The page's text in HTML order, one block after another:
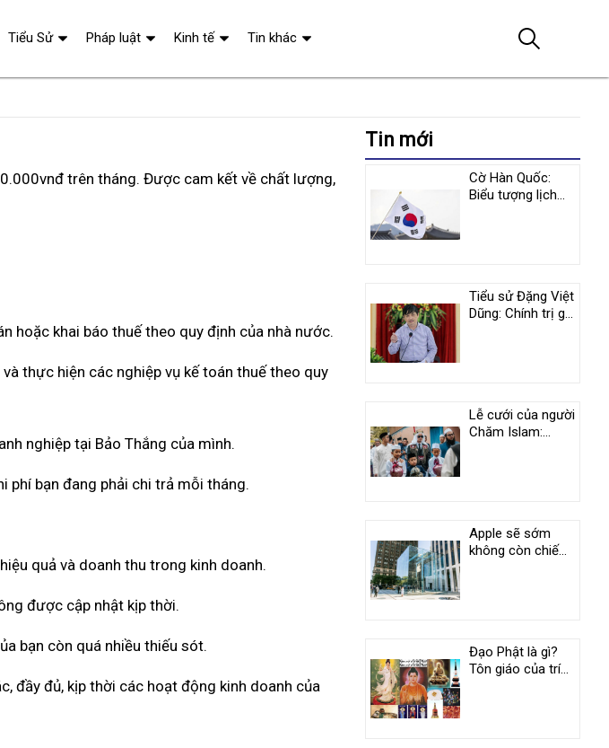
trên tháng. Được cam kết về chất lượng,
hoặc khai báo thuế theo quy định của nhà nước.
thực hiện các nghiệp vụ kế toán thuế theo quy
nghiệp tại Bảo Thắng của mình.
phí bạn đang phải chi trả mỗi tháng.
quả và doanh thu trong kinh doanh.
được cập nhật kịp thời.
bạn còn quá nhiều thiếu sót.
đầy đủ, kịp thời các hoạt động kinh doanh của
Tin mới
Cờ Hàn Quốc:
Biểu tượng lịch
Tiểu sử Đặng Việt
Dũng: Chính trị gia
Lễ cưới của người
Chăm Islam:
Apple sẽ sớm
không còn chiếm
Đạo Phật là gì?
Tôn giáo của trí
Tiểu Sử Pháp luật Kinh tế Tin khác